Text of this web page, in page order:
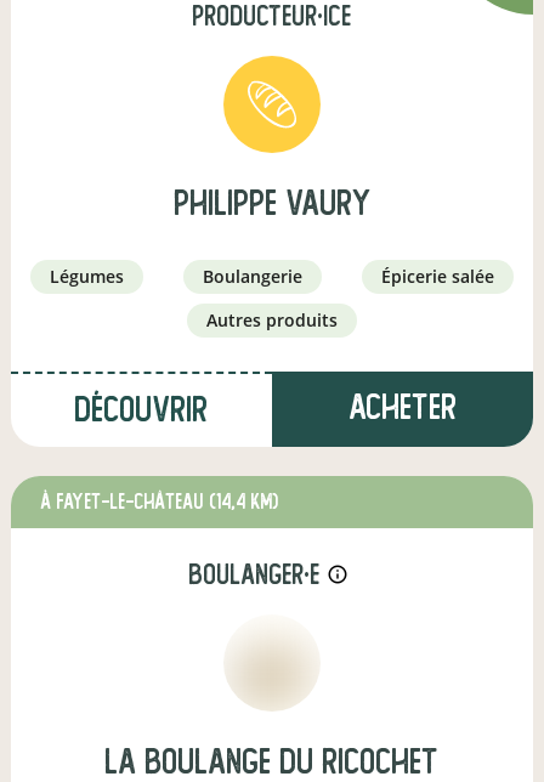
producteur·ice
Philippe vaury
légumes boulangerie
épicerie salée
autres produits
Découvrir Acheter
à Fayet-le-Château (14,4 km)
boulanger·e info_outline
la boulange du ricochet